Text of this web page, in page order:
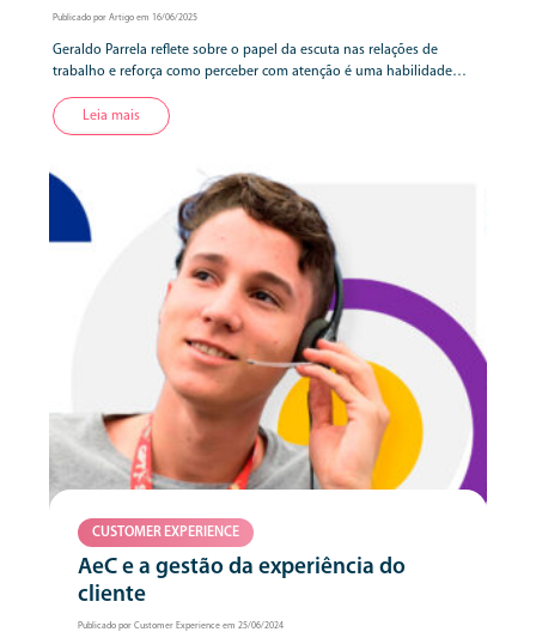
Publicado por Artigo em 16/06/2025
Geraldo Parrela reflete sobre o papel da escuta nas relações de
trabalho e reforça como perceber com atenção é uma habilidade
colaborativos e verdadeiramente conectados.
Leia mais
CUSTOMER EXPERIENCE
AeC e a gestão da experiência do
cliente
Publicado por Customer Experience em 25/06/2024